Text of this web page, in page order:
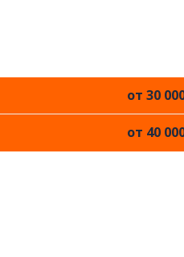
от 30
от 40